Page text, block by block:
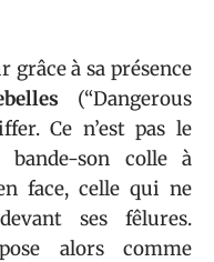
à sa présence
(“Dangerous
Ce n’est pas le
son colle à
face, celle qui ne
ses fêlures.
alors comme